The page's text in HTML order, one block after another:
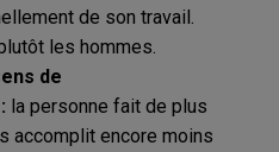
de son travail.
les hommes.
de
la personne fait de plus
accomplit encore moins